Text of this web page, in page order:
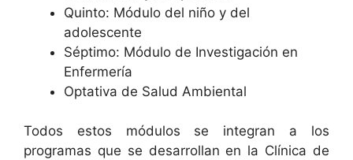
Quinto: Módulo del niño y del
adolescente
Séptimo: Módulo de Investigación en
Enfermería
Optativa de Salud Ambiental
Todos estos módulos se integran a los
programas que se desarrollan en la Clínica de